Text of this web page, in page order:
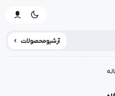
آرشیو محصولات